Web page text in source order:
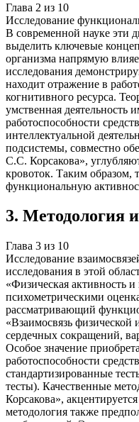
Глава 2 из 10
Исследование
В современной науке эти
выделить ключевые
организма напрямую
исследования
находит отражение в
когнитивного ресурса.
умственная деятельность
работоспособности
интеллектуальной
подсистемы, совместно
С.С. Корсакова»,
кровоток. Таким образом,
функциональную
3. Методология
Глава 3 из 10
Исследование
исследования в этой
«Физическая активность
психометрическими
рассматривающий
«Взаимосвязь физической
сердечных сокращений,
Особое значение
работоспособности
стандартизированные
тесты). Качественные
Корсакова»,
методология также